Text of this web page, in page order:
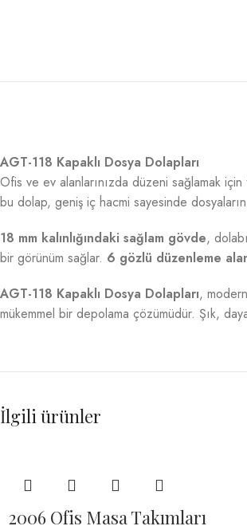
AGT-118 Kapaklı Dosya Dolapları
Ofis ve ev alanlarınızda düzeni sağlamak için
bu dolap, geniş iç hacmi sayesinde
18 mm kalınlığındaki sağlam gövde,
bir görünüm sağlar. 6 gözlü düzenleme
AGT-118 Kapaklı Dosya Dolapları,
mükemmel bir depolama çözümüdür. Şık,
İlgili ürünler
2006 Ofis Masa Takımları